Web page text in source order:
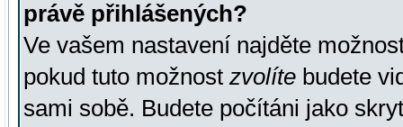
právě přihlášených?
Ve vašem nastavení najděte
pokud tuto možnost zvolíte budete
sami sobě. Budete počítáni jako